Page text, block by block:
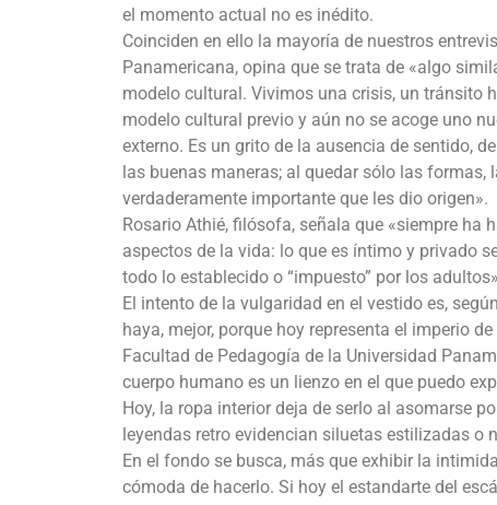
el momento actual no es inédito.
Coinciden en ello la mayoría de nuestros
Panamericana, opina que se trata de «algo
modelo cultural. Vivimos una crisis, un tránsito
modelo cultural previo y aún no se acoge uno
externo. Es un grito de la ausencia de sentido,
las buenas maneras; al quedar sólo las
verdaderamente importante que les dio origen».
Rosario Athié, filósofa, señala que «siempre ha
aspectos de la vida: lo que es íntimo y privado
todo lo establecido o “impuesto” por los
El intento de la vulgaridad en el vestido es,
haya, mejor, porque hoy representa el imperio
Facultad de Pedagogía de la Universidad
cuerpo humano es un lienzo en el que puedo
Hoy, la ropa interior deja de serlo al asomarse
leyendas retro evidencian siluetas estilizadas o
En el fondo se busca, más que exhibir la
cómoda de hacerlo. Si hoy el estandarte del